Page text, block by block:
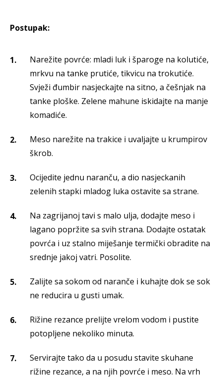
Postupak:
Narežite povrće: mladi luk i šparoge na kolutiće,
mrkvu na tanke prutiće, tikvicu na trokutiće.
Svježi đumbir nasjeckajte na sitno, a češnjak na
tanke ploške. Zelene mahune iskidajte na manje
komadiće.
Meso narežite na trakice i uvaljajte u krumpirov
škrob.
Ocijedite jednu naranču, a dio nasjeckanih
zelenih stapki mladog luka ostavite sa strane.
Na zagrijanoj tavi s malo ulja, dodajte meso i
lagano popržite sa svih strana. Dodajte ostatak
povrća i uz stalno miješanje termički obradite na
srednje jakoj vatri. Posolite.
Zalijte sa sokom od naranče i kuhajte dok se sok
ne reducira u gusti umak.
Rižine rezance prelijte vrelom vodom i pustite
potopljene nekoliko minuta.
Servirajte tako da u posudu stavite skuhane
rižine rezance, a na njih povrće i meso. Na vrh